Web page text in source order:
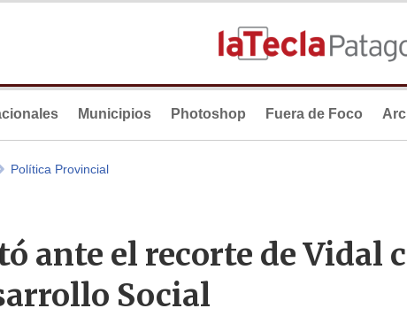
Municipios Photoshop Fuera de Foco
Política Provincial
ante el recorte de Vidal
Social